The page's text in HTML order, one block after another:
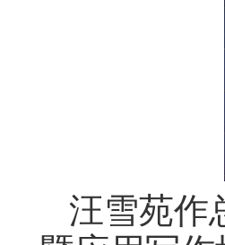
汪雪苑作